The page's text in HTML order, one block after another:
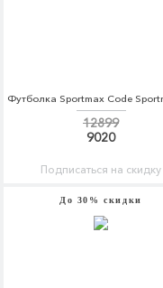
12899
9020
Подписаться на скидку
До 30% скидки